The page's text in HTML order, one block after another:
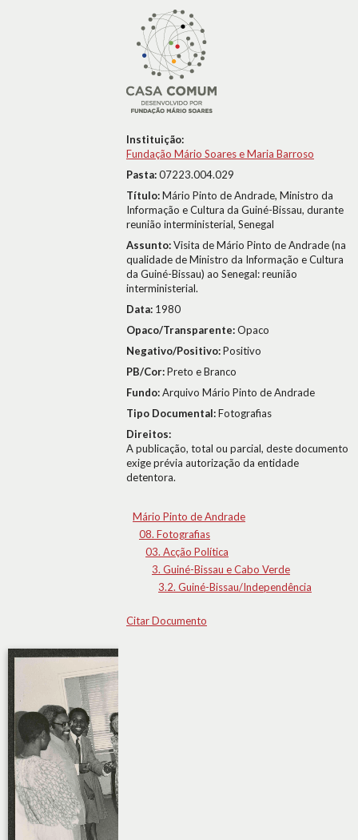
Instituição:
Fundação Mário Soares e Maria Barroso
Pasta:07223.004.029
Título:Mário Pinto de Andrade, Ministro da
Informação e Cultura da Guiné-Bissau, durante
reunião interministerial, Senegal
Assunto:Visita de Mário Pinto de Andrade (na
qualidade de Ministro da Informação e Cultura
da Guiné-Bissau) ao Senegal: reunião
interministerial.
Data: 1980
Opaco/Transparente:Opaco
Negativo/Positivo:Positivo
PB/Cor:Preto e Branco
Fundo:Arquivo Mário Pinto de Andrade
Tipo Documental:Fotografias
Direitos:
A publicação, total ou parcial, deste documento
exige prévia autorização da entidade
detentora.
Mário Pinto de Andrade
08. Fotografias
03. Acção Política
3. Guiné-Bissau e Cabo Verde
3.2. Guiné-Bissau/Independência
Citar Documento